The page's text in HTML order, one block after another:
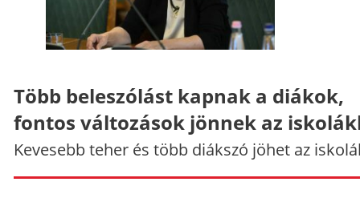
Több beleszólást kapnak a diákok,
fontos változások jönnek az
Kevesebb teher és több diákszó jöhet az